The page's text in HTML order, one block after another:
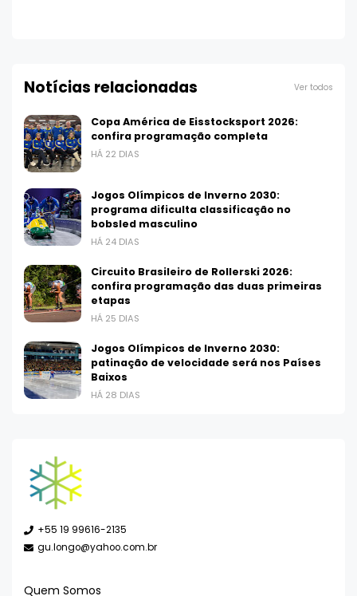
Notícias relacionadas Ver todos
Copa América de Eisstocksport 2026:
confira programação completa
HÁ 22 DIAS
Jogos Olímpicos de Inverno 2030:
programa dificulta classificação no
bobsled masculino
HÁ 24 DIAS
Circuito Brasileiro de Rollerski 2026:
confira programação das duas primeiras
etapas
HÁ 25 DIAS
Jogos Olímpicos de Inverno 2030:
patinação de velocidade será nos Países
Baixos
HÁ 28 DIAS
+55 19 99616-2135
gu.longo@yahoo.com.br
Quem Somos